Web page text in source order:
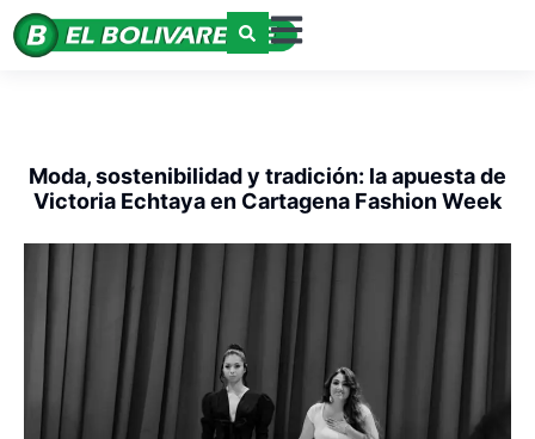
Moda, sostenibilidad y tradición: la apuesta de
Victoria Echtaya en Cartagena Fashion Week